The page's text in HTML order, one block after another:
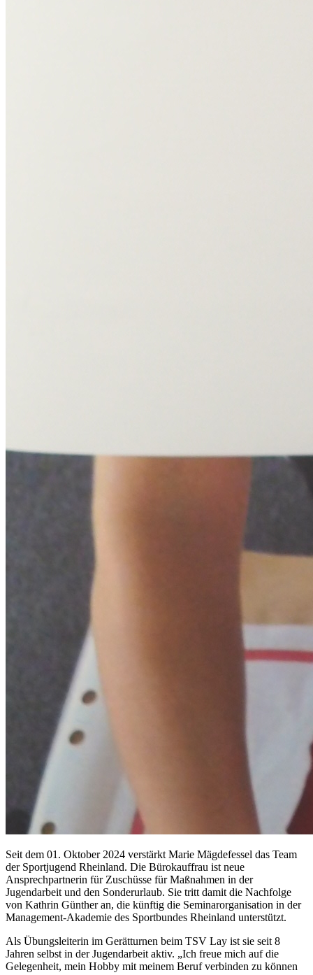
Seit dem 01. Oktober 2024 verstärkt Marie Mägdefessel das Team
der Sportjugend Rheinland. Die Bürokauffrau ist neue
Ansprechpartnerin für Zuschüsse für Maßnahmen in der
Jugendarbeit und den Sonderurlaub. Sie tritt damit die Nachfolge
von Kathrin Günther an, die künftig die Seminarorganisation in der
Management-Akademie des Sportbundes Rheinland unterstützt.
Als Übungsleiterin im Gerätturnen beim TSV Lay ist sie seit 8
Jahren selbst in der Jugendarbeit aktiv. „Ich freue mich auf die
Gelegenheit, mein Hobby mit meinem Beruf verbinden zu können